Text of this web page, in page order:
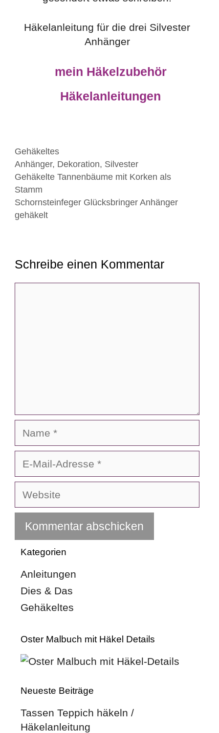
Häkelanleitung für die drei Silvester
Anhänger
mein Häkelzubehör
Häkelanleitungen
Kategorien
Gehäkeltes
Schlagwörter
Anhänger, Dekoration, Silvester
Gehäkelte Tannenbäume mit Korken als
Stamm
Schornsteinfeger Glücksbringer Anhänger
gehäkelt
Schreibe einen Kommentar
Adresse
Website
Kategorien
Anleitungen
Dies & Das
Gehäkeltes
Oster Malbuch mit Häkel Details
Neueste Beiträge
Tassen Teppich häkeln /
Häkelanleitung